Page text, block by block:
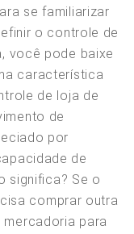
se familiarizar
o controle de
você pode baixe
característica
de loja de
de
por
de
significa? Se o
comprar outra
para